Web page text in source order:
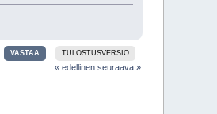
VASTAA TULOSTUSVERSIO
« edellinen seuraava »